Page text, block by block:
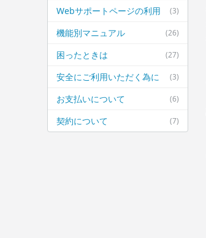
(3)
Webサポートページの利用
(26)
機能別マニュアル
(27)
困ったときは
(3)
安全にご利用いただく為に
(6)
お支払いについて
(7)
契約について